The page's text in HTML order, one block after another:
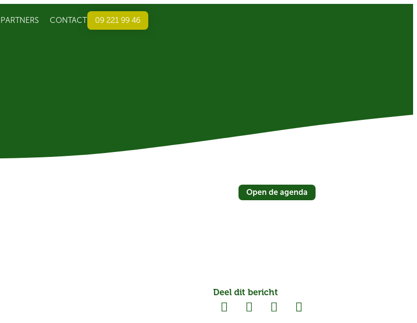
PARTNERS CONTACT 09 221 99 46
Open de agenda
Deel dit bericht